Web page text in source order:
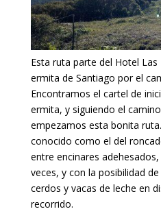
Esta ruta parte del Hotel
ermita de Santiago por el
Encontramos el cartel de
ermita, y siguiendo el
empezamos esta bonita
conocido como el del
entre encinares
veces, y con la posibilidad
cerdos y vacas de leche en
recorrido.